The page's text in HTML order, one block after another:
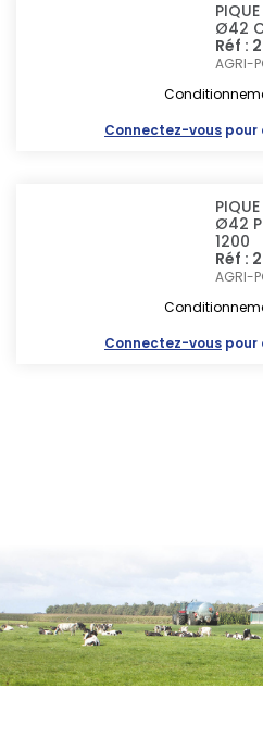
Ø42
Réf :
AGRI-
Connectez-vous pour
Ø42
1200
Réf :
AGRI-
Connectez-vous pour